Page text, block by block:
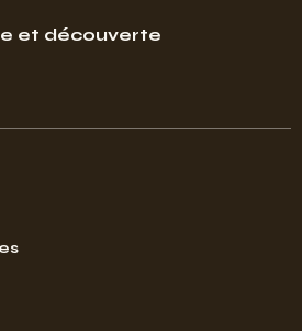
et découverte